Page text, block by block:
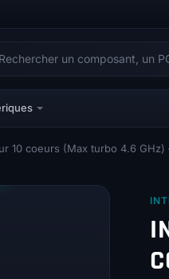
10 coeurs (Max turbo 4.6 GHz)